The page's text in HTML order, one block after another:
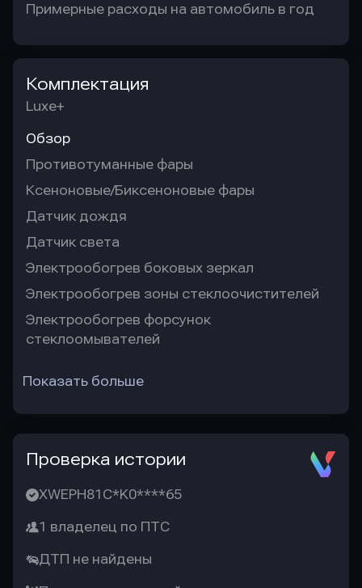
Примерные расходы на автомобиль в год
Комплектация
Luxe+
Обзор
Противотуманные фары
Ксеноновые/Биксеноновые фары
Датчик дождя
Датчик света
Электрообогрев боковых зеркал
Электрообогрев зоны стеклоочистителей
Электрообогрев форсунок
стеклоомывателей
Показать больше
Проверка истории
XWEPH81C*K0****65
1 владелец по ПТС
ДТП не найдены